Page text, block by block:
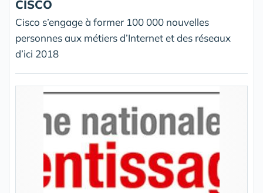
CISCO
Cisco s’engage à former 100 000 nouvelles
personnes aux métiers d’Internet et des réseaux
d’ici 2018